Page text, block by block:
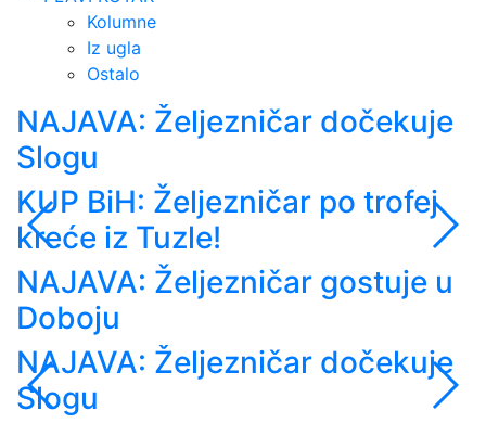
Kolumne
Iz ugla
Ostalo
NAJAVA: Željezničar dočekuje
Slogu
KUP BiH: Željezničar po trofej
kreće iz Tuzle!
NAJAVA: Željezničar gostuje u
Doboju
NAJAVA: Željezničar dočekuje
Slogu